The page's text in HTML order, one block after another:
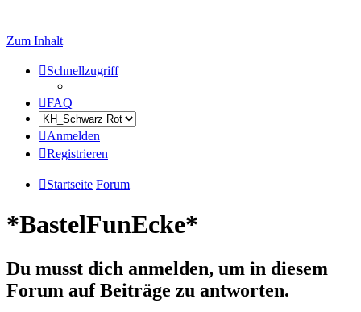
Zum Inhalt
Schnellzugriff
FAQ
Anmelden
Registrieren
Startseite Forum
*BastelFunEcke*
Du musst dich anmelden, um in diesem
Forum auf Beiträge zu antworten.